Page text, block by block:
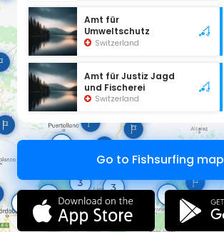
Amt für
Umweltschutz
Switzerland
Amt für Justiz Jagd
und Fischerei
Switzerland
Go to Fishsurfing map